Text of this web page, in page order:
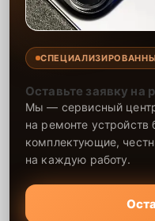
Оставьте заявку на
Мы — сервисный
на ремонте
комплектующие,
на каждую работу.